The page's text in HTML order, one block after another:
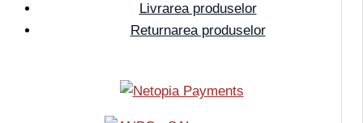
Livrarea produselor
Returnarea produselor